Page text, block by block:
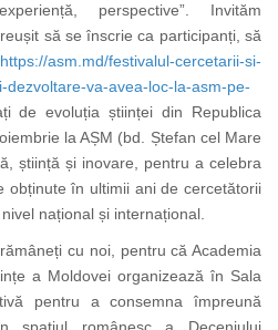
perspective”. Invităm
să se înscrie ca participanți, să
https://asm.md/festivalul-cercetarii-si-
dezvoltare-va-avea-loc-la-asm-pe-
de evoluția științei din Republica
la AȘM (bd. Ștefan cel Mare
știință și inovare, pentru a celebra
obținute în ultimii ani de cercetătorii
național și internațional.
cu noi, pentru că Academia
a Moldovei organizează în Sala
pentru a consemna împreună